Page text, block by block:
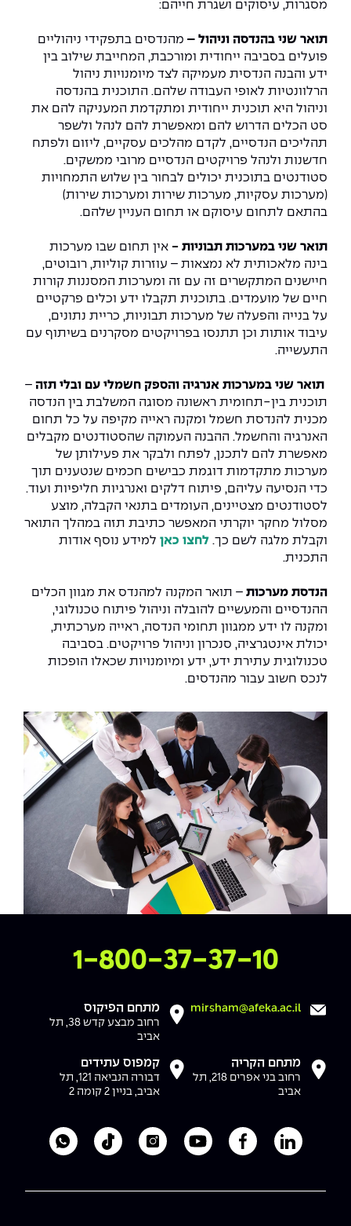
מסגרות, עיסוקים ושגרת חייהם:
תואר שני בהנדסה וניהול – מהנדסים בתפקידי ניהוליים
פועלים בסביבה ייחודית ומורכבת, המחייבת שילוב בין
ידע והבנה הנדסית מעמיקה לצד מיומנויות ניהול
הרלוונטיות לאופי העבודה שלהם. התוכנית בהנדסה
וניהול היא תוכנית ייחודית ומתקדמת המעניקה להם את
סט הכלים הדרוש להם ומאפשרת להם לנהל ולשפר
תהליכים הנדסיים, לקדם מהלכים עסקיים, ליזום ולפתח
חדשנות ולנהל פרויקטים הנדסיים מרובי ממשקים.
סטודנטים בתוכנית יכולים לבחור בין שלוש התמחויות
(מערכות עסקיות, מערכות שירות ומערכות שירות)
בהתאם לתחום עיסוקם או תחום העניין שלהם.
תואר שני במערכות תבוניות - אין תחום שבו מערכות
בינה מלאכותית לא נמצאות – עוזרות קוליות, רובוטים,
חיישנים המתקשרים זה עם זה ומערכות המסננות קורות
חיים של מועמדים. בתוכנית תקבלו ידע וכלים פרקטיים
על בנייה והפעלה של מערכות תבוניות, כריית נתונים,
עיבוד אותות וכן תתנסו בפרויקטים מסקרנים בשיתוף עם
התעשייה.
תואר שני במערכות אנרגיה והספק חשמלי עם ובלי תזה –
תוכנית בין-תחומית ראשונה מסוגה המשלבת בין הנדסה
מכנית להנדסת חשמל ומקנה ראייה מקיפה על כל תחום
האנרגיה והחשמל. ההבנה העמוקה שהסטודנטים מקבלים
מאפשרת להם לתכנן, לפתח ולבקר את פעילותן של
מערכות מתקדמות דוגמת כבישים חכמים שנטענים תוך
כדי הנסיעה עליהם, פיתוח דלקים ואנרגיות חליפיות ועוד.
לסטודנטים מצטיינים, העומדים בתנאי הקבלה, מוצע
מסלול מחקר יוקרתי המאפשר כתיבת תזה במהלך התואר
וקבלת מלגה לשם כך. לחצו כאן למידע נוסף אודות
התכנית.
הנדסת מערכות – תואר המקנה למהנדס את מגוון הכלים
ההנדסיים והמעשיים להובלה וניהול פיתוח טכנולוגי,
ומקנה לו ידע ממגוון תחומי הנדסה, ראייה מערכתית,
יכולת אינטגרציה, סנכרון וניהול פרויקטים. בסביבה
טכנולוגית עתירת ידע, ידע ומיומנויות שכאלו הופכות
לנכס חשוב עבור מהנדסים.
צרו איתנו קשר
1-800-37-37-10
mirsham@afeka.ac.il מתחם הפיקוס
רחוב מבצע קדש 38, תל
אביב
מתחם הקריה
רחוב בני אפרים 218, תל
אביב
קמפוס עתידים
דבורה הנביאה 121, תל
אביב, בניין 2 קומה 2
לעמוד הלינקדאין של מכללת אפקה
לעמוד הפייסבוק של מכללת אפקה
לעמוד היוטיוב של מכללת אפקה
לעמוד האינסטגרם של
לעמוד הטיקטוק